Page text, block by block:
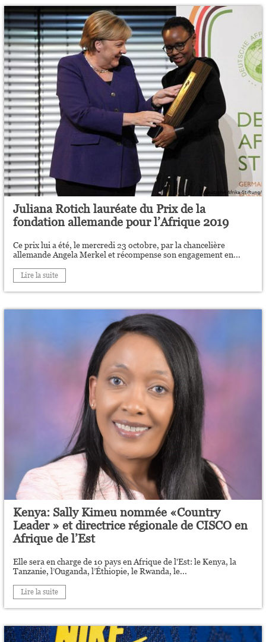
Juliana Rotich lauréate du Prix de la
fondation allemande pour l’Afrique 2019
Ce prix lui a été, le mercredi 23 octobre, par la chancelière
allemande Angela Merkel et récompense son engagement en...
Lire la suite
Kenya: Sally Kimeu nommée «Country
Leader » et directrice régionale de CISCO en
Afrique de l’Est
Elle sera en charge de 10 pays en Afrique de l'Est: le Kenya, la
Tanzanie, l’Ouganda, l’Éthiopie, le Rwanda, le...
Lire la suite